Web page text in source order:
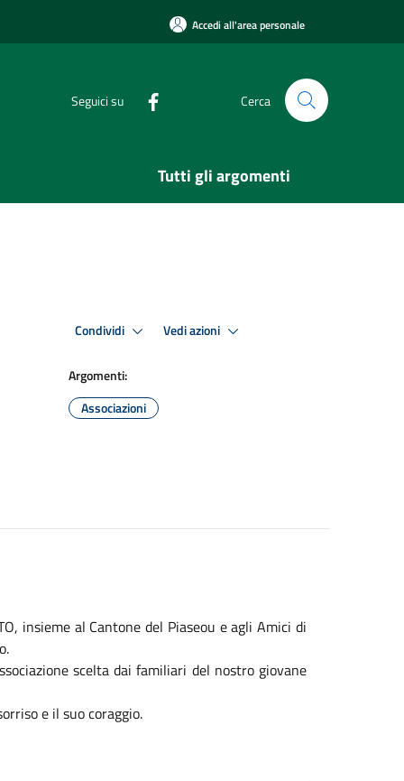
Accedi all'area personale
Seguici su Cerca
Tutti gli argomenti
Condividi Vedi azioni
Argomenti:
Associazioni
insieme al Cantone del Piaseou e agli Amici di
scelta dai familiari del nostro giovane
e il suo coraggio.